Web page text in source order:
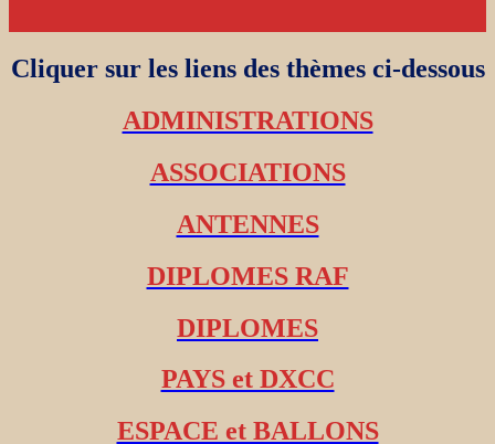
Cliquer sur les liens des thèmes ci-dessous
ADMINISTRATIONS
ASSOCIATIONS
ANTENNES
DIPLOMES RAF
DIPLOMES
PAYS et DXCC
ESPACE et BALLONS